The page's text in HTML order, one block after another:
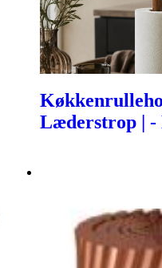
Læderstrop | -